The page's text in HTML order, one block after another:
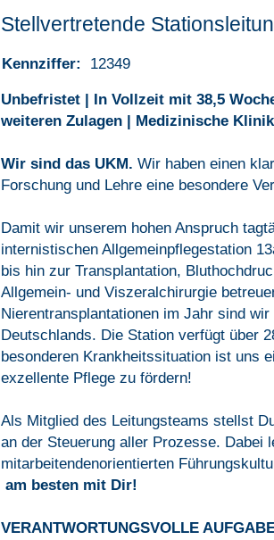
Stellvertretende
Kennziffer: 12349
Unbefristet | In Vollzeit mit 38,5
weiteren Zulagen | Medizinische
Wir sind das UKM. Wir haben einen
Forschung und Lehre eine besondere
Damit wir unserem hohen Anspruch
internistischen Allgemeinpflegestation
bis hin zur Transplantation,
Allgemein- und Viszeralchirurgie
Nierentransplantationen im Jahr sind
Deutschlands. Die Station verfügt über
besonderen Krankheitssituation ist uns
exzellente Pflege zu fördern!
Als Mitglied des Leitungsteams stellst
an der Steuerung aller Prozesse. Dabei
mitarbeitendenorientierten
am besten mit Dir!
VERANTWORTUNGSVOLLE